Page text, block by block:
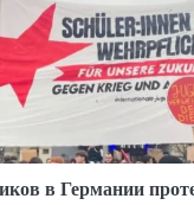
в Германии